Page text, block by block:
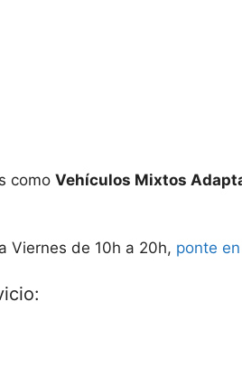
como Vehículos Mixtos
Viernes de 10h a 20h, ponte